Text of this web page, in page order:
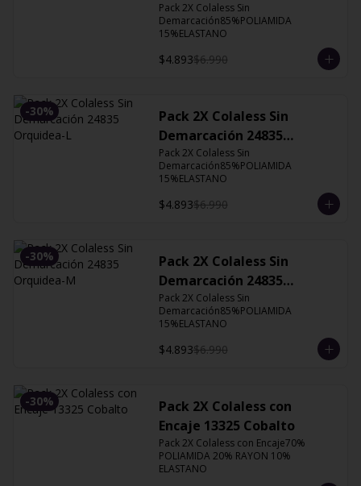
Orquidea
Pack 2X Colaless Sin
Demarcación85%POLIAMIDA
15%ELASTANO
$4.893$6.990
-30%
Pack 2X Colaless Sin
Demarcación 24835
Orquidea-L
Pack 2X Colaless Sin
Demarcación85%POLIAMIDA
15%ELASTANO
$4.893$6.990
-30%
Pack 2X Colaless Sin
Demarcación 24835
Orquidea-M
Pack 2X Colaless Sin
Demarcación85%POLIAMIDA
15%ELASTANO
$4.893$6.990
-30%
Pack 2X Colaless con
Encaje 13325 Cobalto
Pack 2X Colaless con Encaje70%
POLIAMIDA 20% RAYON 10%
ELASTANO